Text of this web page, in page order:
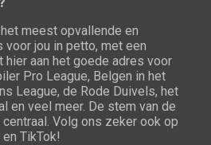
meest opvallende en
jou in petto, met een
aan het goede adres voor
Pro League, Belgen in het
League, de Rode Duivels, het
en veel meer. De stem van de
Volg ons zeker ook op
TikTok!